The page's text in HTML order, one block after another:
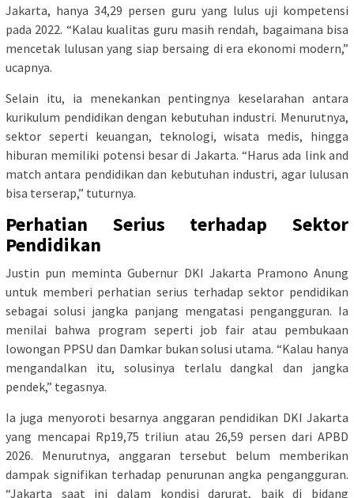
Jakarta, hanya 34,29 persen guru yang lulus uji kompetensi
pada 2022. “Kalau kualitas guru masih rendah, bagaimana bisa
mencetak lulusan yang siap bersaing di era ekonomi modern,”
ucapnya.
Selain itu, ia menekankan pentingnya keselarahan antara
kurikulum pendidikan dengan kebutuhan industri. Menurutnya,
sektor seperti keuangan, teknologi, wisata medis, hingga
hiburan memiliki potensi besar di Jakarta. “Harus ada link and
match antara pendidikan dan kebutuhan industri, agar lulusan
bisa terserap,” tuturnya.
Perhatian Serius terhadap Sektor
Pendidikan
Justin pun meminta Gubernur DKI Jakarta Pramono Anung
untuk memberi perhatian serius terhadap sektor pendidikan
sebagai solusi jangka panjang mengatasi pengangguran. Ia
menilai bahwa program seperti job fair atau pembukaan
lowongan PPSU dan Damkar bukan solusi utama. “Kalau hanya
mengandalkan itu, solusinya terlalu dangkal dan jangka
pendek,” tegasnya.
Ia juga menyoroti besarnya anggaran pendidikan DKI Jakarta
yang mencapai Rp19,75 triliun atau 26,59 persen dari APBD
2026. Menurutnya, anggaran tersebut belum memberikan
dampak signifikan terhadap penurunan angka pengangguran.
“Jakarta saat ini dalam kondisi darurat, baik di bidang